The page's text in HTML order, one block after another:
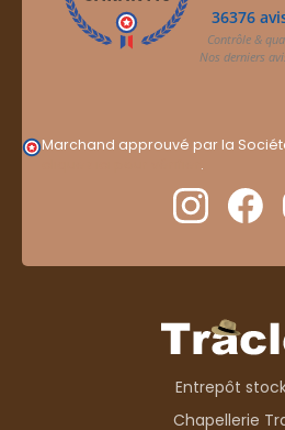
Marchand approuvé par la
.
Entrepôt
Chapellerie